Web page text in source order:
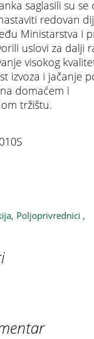
saglasili su se
redovan
Ministarstva i
uslovi za dalji
visokog
izvoza i jačanje
domaćem i
tržištu.
Poljoprivrednici ,